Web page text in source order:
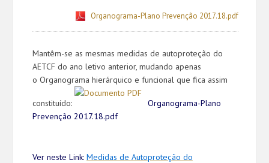
Organograma-Plano Prevenção 2017.18.pdf
Mantêm-se as mesmas medidas de autoproteção do
AETCF do ano letivo anterior, mudando apenas
o Organograma hierárquico e funcional que fica assim
constituído:
Organograma-Plano
Prevenção 2017.18.pdf
Ver neste Link: Medidas de Autoproteção do